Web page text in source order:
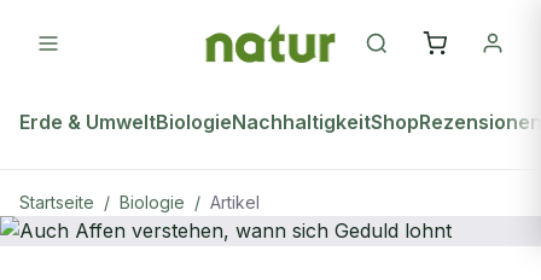
Erde & UmweltBiologieNachhaltigkeitShopRezensionen
Startseite / Biologie / Artikel